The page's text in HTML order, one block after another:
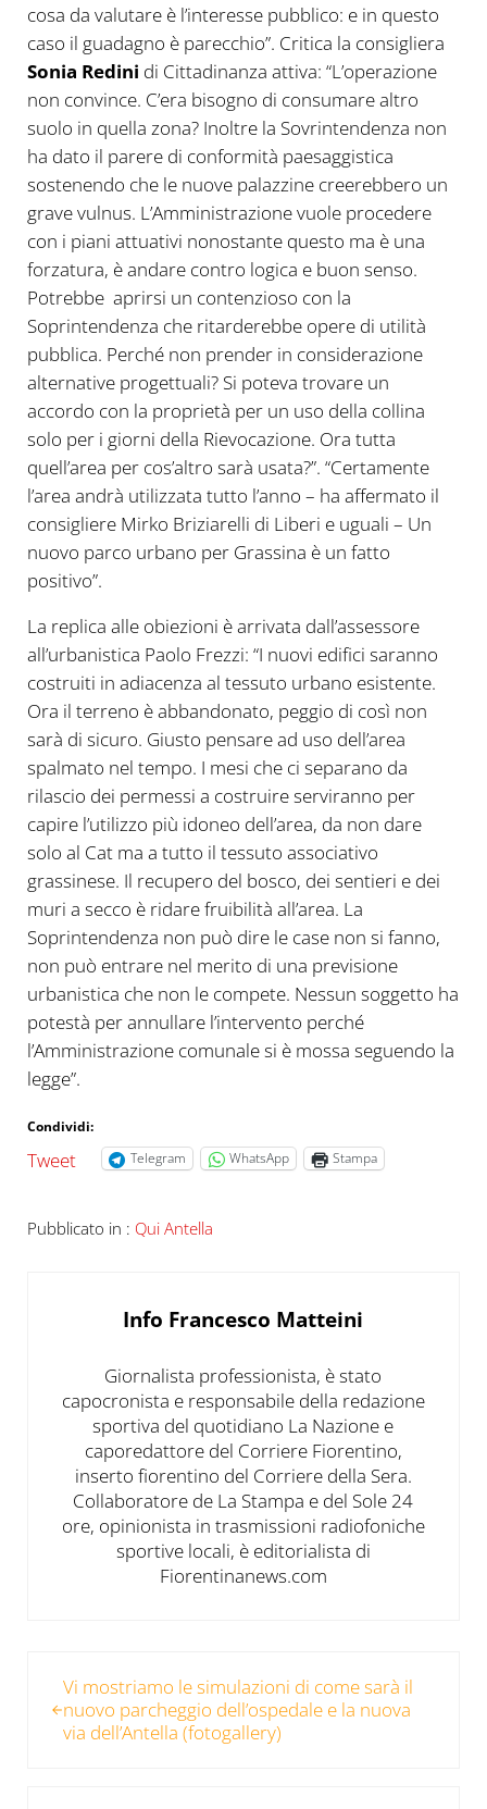
cosa da valutare è l’interesse pubblico: e in questo
caso il guadagno è parecchio”. Critica la consigliera
Sonia Redini di Cittadinanza attiva: “L’operazione
non convince. C’era bisogno di consumare altro
suolo in quella zona? Inoltre la Sovrintendenza non
ha dato il parere di conformità paesaggistica
sostenendo che le nuove palazzine creerebbero un
grave vulnus. L’Amministrazione vuole procedere
con i piani attuativi nonostante questo ma è una
forzatura, è andare contro logica e buon senso.
Potrebbe aprirsi un contenzioso con la
Soprintendenza che ritarderebbe opere di utilità
pubblica. Perché non prender in considerazione
alternative progettuali? Si poteva trovare un
accordo con la proprietà per un uso della collina
solo per i giorni della Rievocazione. Ora tutta
quell’area per cos’altro sarà usata?”. “Certamente
l’area andrà utilizzata tutto l’anno – ha affermato il
consigliere Mirko Briziarelli di Liberi e uguali – Un
nuovo parco urbano per Grassina è un fatto
positivo”.
La replica alle obiezioni è arrivata dall’assessore
all’urbanistica Paolo Frezzi: “I nuovi edifici saranno
costruiti in adiacenza al tessuto urbano esistente.
Ora il terreno è abbandonato, peggio di così non
sarà di sicuro. Giusto pensare ad uso dell’area
spalmato nel tempo. I mesi che ci separano da
rilascio dei permessi a costruire serviranno per
capire l’utilizzo più idoneo dell’area, da non dare
solo al Cat ma a tutto il tessuto associativo
grassinese. Il recupero del bosco, dei sentieri e dei
muri a secco è ridare fruibilità all’area. La
Soprintendenza non può dire le case non si fanno,
non può entrare nel merito di una previsione
urbanistica che non le compete. Nessun soggetto ha
potestà per annullare l’intervento perché
l’Amministrazione comunale si è mossa seguendo la
legge”.
Condividi:
Tweet Telegram WhatsApp Stampa
Pubblicato in : Qui Antella
Info Francesco Matteini
Giornalista professionista, è stato
capocronista e responsabile della redazione
sportiva del quotidiano La Nazione e
caporedattore del Corriere Fiorentino,
inserto fiorentino del Corriere della Sera.
Collaboratore de La Stampa e del Sole 24
ore, opinionista in trasmissioni radiofoniche
sportive locali, è editorialista di
Fiorentinanews.com
Vi mostriamo le simulazioni di come sarà il
nuovo parcheggio dell’ospedale e la nuova
via dell’Antella (fotogallery)